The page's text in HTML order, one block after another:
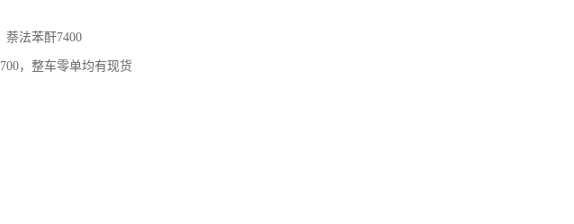
萘法苯酐7400
，整车零单均有现货